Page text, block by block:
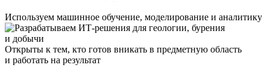
Используем машинное обучение, моделирование и аналитику
Открыты к тем, кто готов вникать в предметную область
и работать на результат